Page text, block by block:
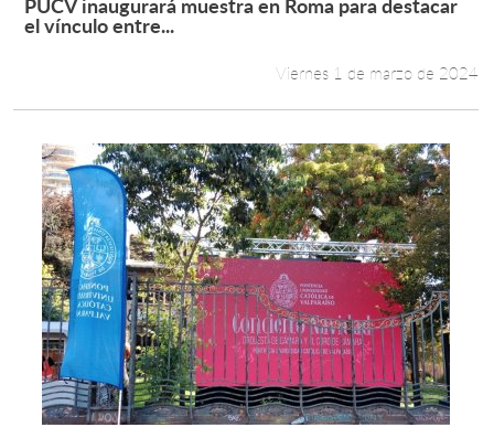
Leer más +
el vínculo entre...
Viernes 1 de marzo de 2024